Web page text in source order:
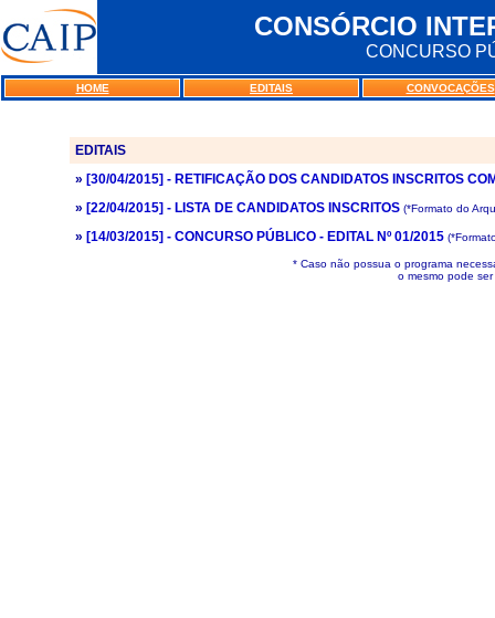
CONSÓRCIO
CONCURSO
HOME EDITAIS CONVOCAÇÕES
EDITAIS
» [30/04/2015] - RETIFICAÇÃO DOS CANDIDATOS INSCRITOS
» [22/04/2015] - LISTA DE CANDIDATOS INSCRITOS (*Formato do
» [14/03/2015] - CONCURSO PÚBLICO - EDITAL Nº 01/2015
* Caso não possua o programa
o mesmo pode